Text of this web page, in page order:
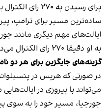
برای رسیدن به ۲۷۰ رای الکترال برای او باز می‌شود.
ساده‌ترین مسیر برای ترامپ،
ایالت‌های مهم دیگری مانند
به او دقیقا ۲۷۰ رای الکترال می‌دهد.
گزینه‌های جایگزین برای هر دو
در صورتی که هریس در
می‌تواند با پیروزی در
جورجیا، مسیر خود را به سوی